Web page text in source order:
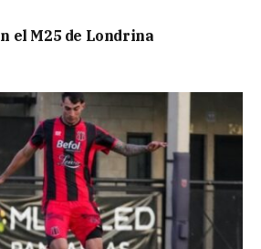
el M25 de Londrina